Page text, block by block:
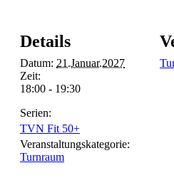
Details
Datum: 21.Januar.2027
Zeit:
18:00 - 19:30
Serien:
TVN Fit 50+
Veranstaltungskategorie:
Turnraum